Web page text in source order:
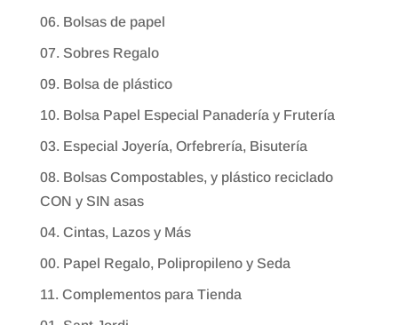
06. Bolsas de papel
07. Sobres Regalo
09. Bolsa de plástico
10. Bolsa Papel Especial Panadería y Frutería
03. Especial Joyería, Orfebrería, Bisutería
08. Bolsas Compostables, y plástico reciclado
CON y SIN asas
04. Cintas, Lazos y Más
00. Papel Regalo, Polipropileno y Seda
11. Complementos para Tienda